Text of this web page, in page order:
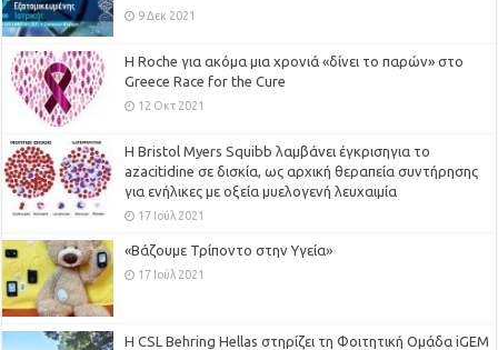
9 Δεκ 2021
H Roche για ακόμα μια χρονιά «δίνει το παρών» στο
Greece Race for the Cure
12 Οκτ 2021
Η Bristol Myers Squibb λαμβάνει έγκρισηγια το
azacitidine σε δισκία, ως αρχική θεραπεία συντήρησης
για ενήλικες με οξεία μυελογενή λευχαιμία
17 Ιούλ 2021
«Βάζουμε Τρίποντο στην Υγεία»
17 Ιούλ 2021
H CSL Behring Hellas στηρίζει τη Φοιτητική Ομάδα iGEM